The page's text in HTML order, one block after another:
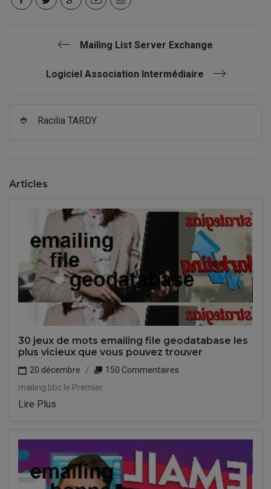
Mailing List Server Exchange
Logiciel Association Intermédiaire
👲 Racilia TARDY
Articles
30 jeux de mots emailing file geodatabase les
plus vicieux que vous pouvez trouver
20 décembre
150 Commentaires
mailing bbc le Premier.
Lire Plus